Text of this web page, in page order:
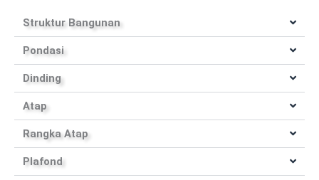
Struktur Bangunan
Pondasi
Dinding
Atap
Rangka Atap
Plafond